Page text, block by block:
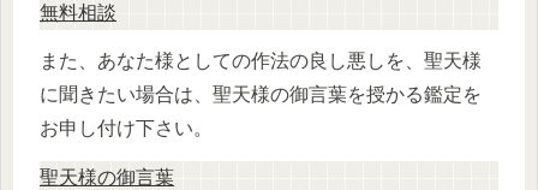
無料相談
また、あなた様としての作法の良し悪しを、聖天様
に聞きたい場合は、聖天様の御言葉を授かる鑑定を
お申し付け下さい。
聖天様の御言葉